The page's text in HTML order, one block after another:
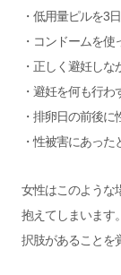
・低用量ピルを3
・コンドームを
・正しく避妊しな
・避妊を何も行わ
・排卵日の前後
・性被害にあった
女性はこのような
抱えてしまいます
択肢があることを